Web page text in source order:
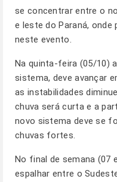
se concentrar entre o
e leste do Paraná, onde
neste evento.
Na quinta-feira (05/10)
sistema, deve avançar
as instabilidades
chuva será curta e a
novo sistema deve se
chuvas fortes.
No final de semana (07
espalhar entre o